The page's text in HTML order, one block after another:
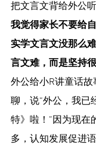
把文言文背给外公
我觉得家长不要给
实学文言文没那么
言文难，而是坚持很
外公给小R讲童话
聊，说“外公，我已
特》啦！”因为现在
多，认知发展促进